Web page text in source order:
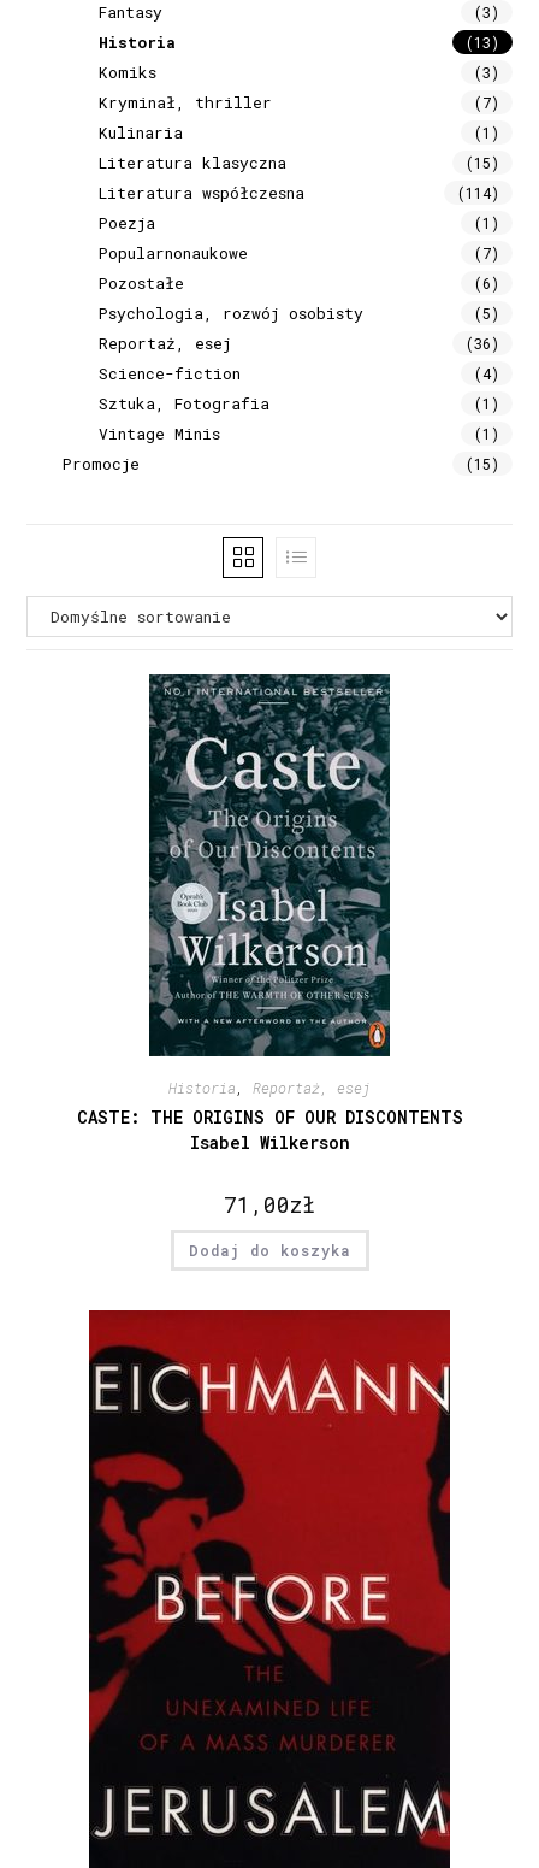
Fantasy (3)
Historia (13)
Komiks (3)
Kryminał, thriller (7)
Kulinaria (1)
Literatura klasyczna (15)
Literatura współczesna (114)
Poezja (1)
Popularnonaukowe (7)
Pozostałe (6)
Psychologia, rozwój osobisty (5)
Reportaż, esej (36)
Science-fiction (4)
Sztuka, Fotografia (1)
Vintage Minis (1)
Promocje (15)
Historia Reportaż, esej
CASTE: THE ORIGINS OF OUR DISCONTENTS
Isabel Wilkerson
71,00zł
Dodaj do koszyka